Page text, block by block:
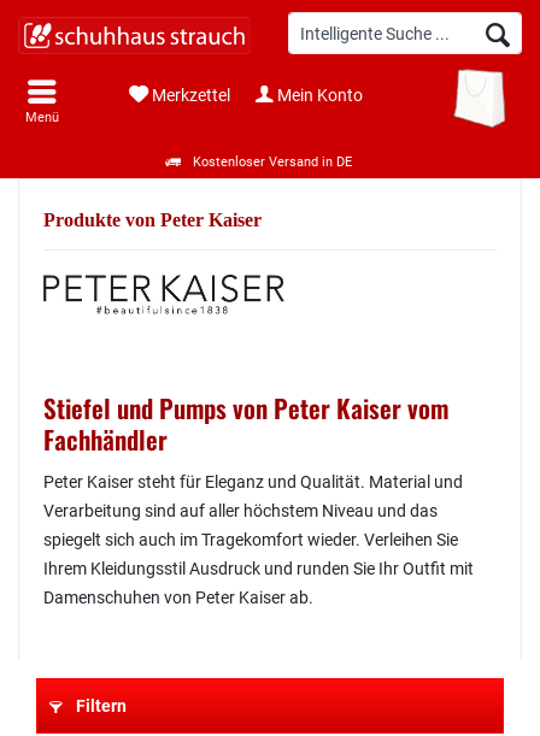
Kostenloser Versand in DE
Menü
Merkzettel Mein Konto
Produkte von Peter Kaiser
Stiefel und Pumps von Peter Kaiser vom
Fachhändler
Peter Kaiser steht für Eleganz und Qualität. Material und
Verarbeitung sind auf aller höchstem Niveau und das
spiegelt sich auch im Tragekomfort wieder. Verleihen Sie
Ihrem Kleidungsstil Ausdruck und runden Sie Ihr Outfit mit
Damenschuhen von Peter Kaiser ab.
Filtern